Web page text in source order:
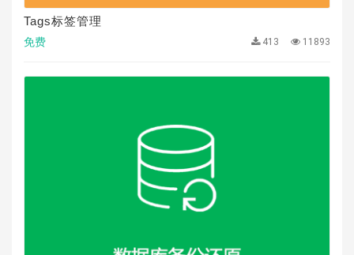
Tags标签管理
免费 413 11893